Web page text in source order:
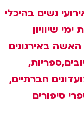
נשים בהיכלי
שיוויון
האשה באירגונים
חברתיים,
סיפורים